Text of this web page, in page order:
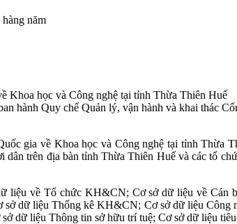
năm
Khoa học và Công nghệ tại tỉnh Thừa Thiên Huế
hành Quy chế Quản lý, vận hành và khai thác
gia về Khoa học và Công nghệ tại tỉnh
trên địa bàn tỉnh Thừa Thiên Huế và các tổ
liệu về Tổ chức KH&CN; Cơ sở dữ liệu về Cán
dữ liệu Thống kê KH&CN; Cơ sở dữ liệu Công
liệu Thông tin sở hữu trí tuệ; Cơ sở dữ liệu